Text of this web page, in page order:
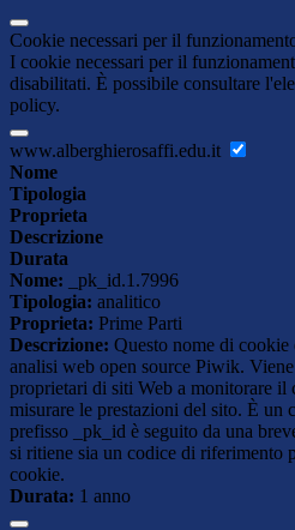
Cookie necessari per il
I cookie necessari per il
disabilitati. È possibile consultare
policy.
www.alberghierosaffi.edu.it
Nome
Tipologia
Proprieta
Descrizione
Durata
Nome: _pk_id.1.7996
Tipologia: analitico
Proprieta: Prime Parti
Descrizione: Questo nome di cookie
analisi web open source Piwik.
proprietari di siti Web a monitorare il
misurare le prestazioni del sito. È
prefisso _pk_id è seguito da una
si ritiene sia un codice di riferimento
cookie.
Durata: 1 anno